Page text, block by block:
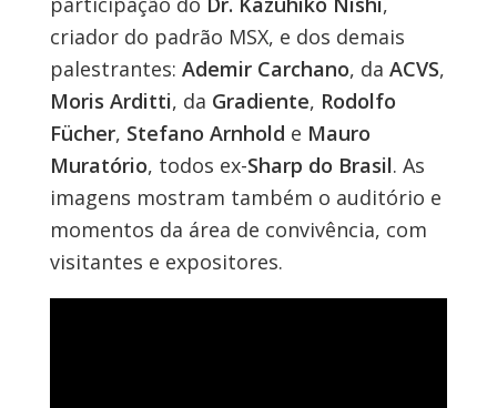
criador do padrão MSX, e dos demais
palestrantes: Ademir Carchano, da ACVS,
Moris Arditti, da Gradiente, Rodolfo
Fücher, Stefano Arnhold e Mauro
Muratório, todos ex-Sharp do Brasil. As
imagens mostram também o auditório e
momentos da área de convivência, com
visitantes e expositores.